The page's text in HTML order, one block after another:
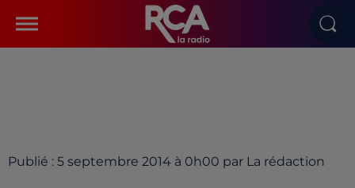
Publié : 5 septembre 2014 à 0h00 par La rédaction